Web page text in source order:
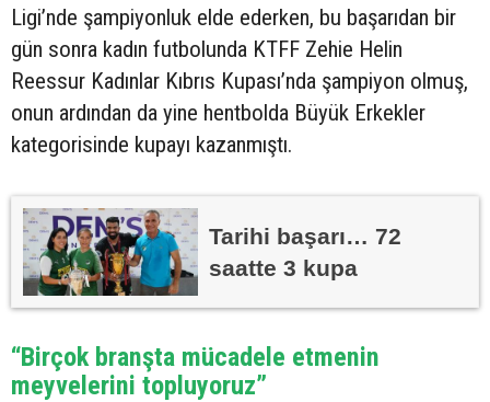
Ligi’nde şampiyonluk elde ederken, bu başarıdan bir
gün sonra kadın futbolunda KTFF Zehie Helin
Reessur Kadınlar Kıbrıs Kupası’nda şampiyon olmuş,
onun ardından da yine hentbolda Büyük Erkekler
kategorisinde kupayı kazanmıştı.
Tarihi başarı… 72
saatte 3 kupa
“Birçok branşta mücadele etmenin
meyvelerini topluyoruz”